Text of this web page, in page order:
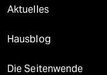
Aktuelles
Hausblog
Die Seitenwende